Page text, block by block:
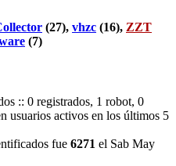
(27), vhzc (16), ZZT
(7)
:: 0 registrados, 1 robot, 0
usuarios activos en los últimos 5
fue 6271 el Sab May